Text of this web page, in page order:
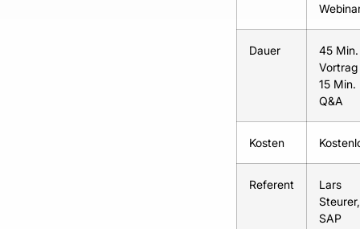
Dauer
45 Min.
15 Min.
Q&A
Kosten
Referent
Lars
Steurer,
SAP